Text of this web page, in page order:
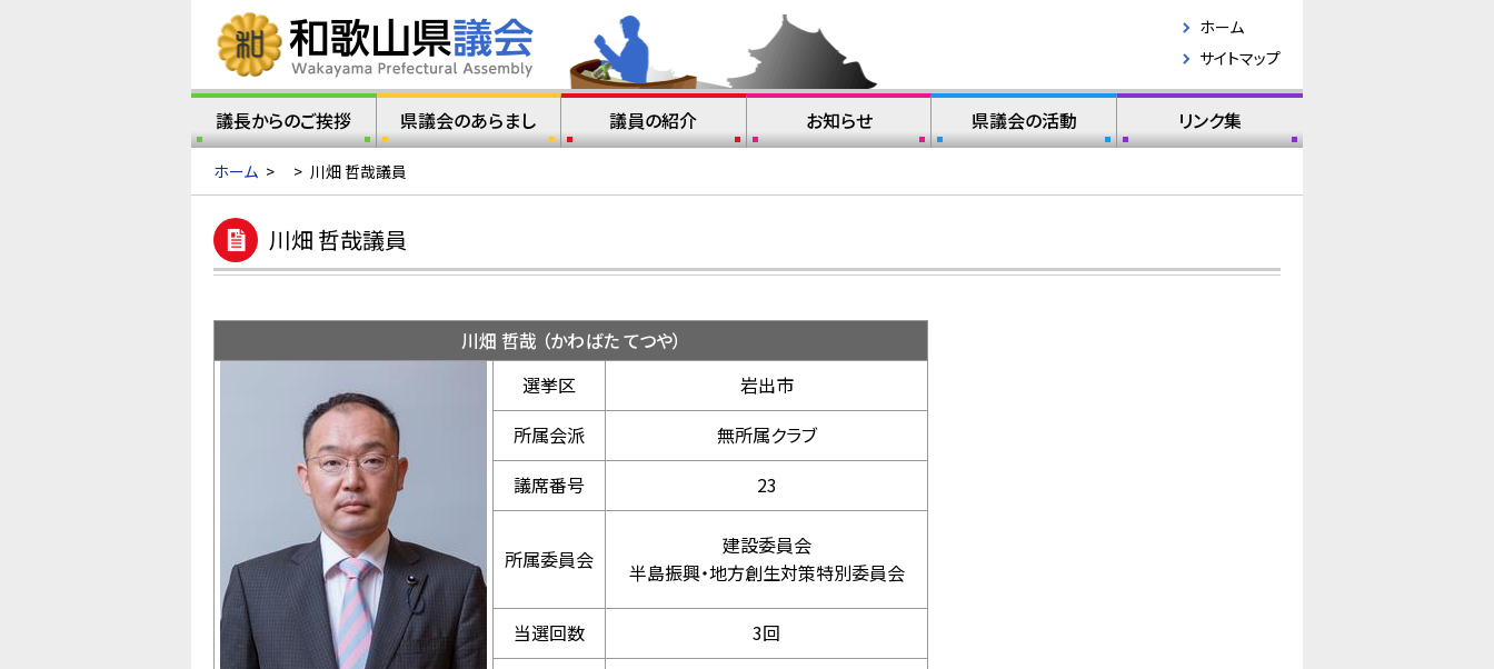
ホーム
サイトマップ
議長からのご挨拶 県議会のあらまし 議員の紹介 お知らせ 県議会の活動 リンク集
ホーム > > 川畑 哲哉議員
川畑 哲哉議員
川畑 哲哉 （かわばた てつや）
選挙区
岩出市
所属会派
無所属クラブ
議席番号
23
所属委員会
建設委員会
半島振興・地方創生対策特別委員会
当選回数
3回